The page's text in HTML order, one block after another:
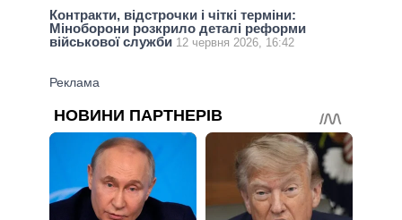
Контракти, відстрочки і чіткі терміни:
Міноборони розкрило деталі реформи
військової служби 12 червня 2026, 16:42